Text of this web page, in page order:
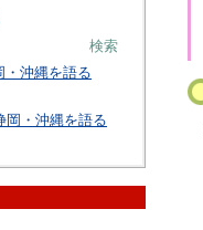
検索
・沖縄を語る
岡・沖縄を語る